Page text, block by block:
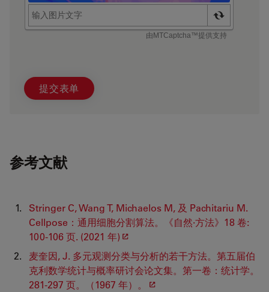
提交表单
参考文献
Stringer C, Wang T, Michaelos M, 及 Pachitariu M.
Cellpose ：通用细胞分割算法。《自然·方法》 18卷:
100-106页. (2021 年)
麦奎因, J. 多元观测分类与分析的若干方法。第五届伯
克利数学统计与概率研讨会论文集。第一卷：统计学。
281-297 页。（1967 年）。